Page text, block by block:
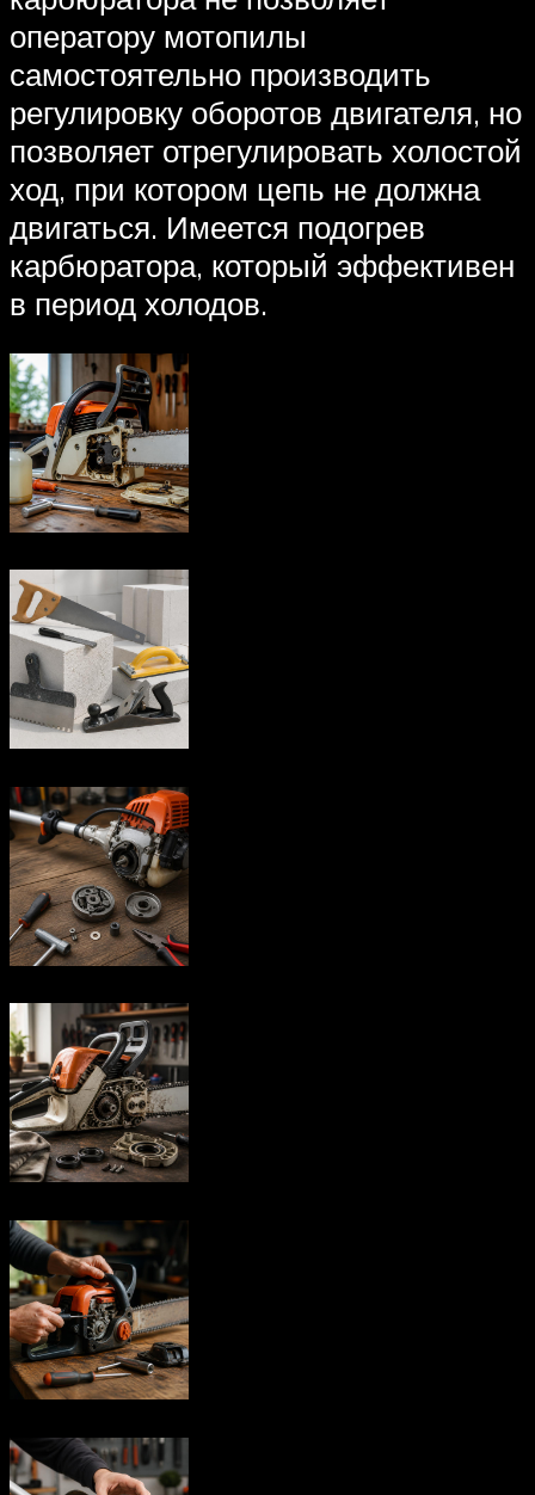
оператору мотопилы
самостоятельно производить
регулировку оборотов двигателя, но
позволяет отрегулировать холостой
ход, при котором цепь не должна
двигаться. Имеется подогрев
карбюратора, который эффективен
в период холодов.